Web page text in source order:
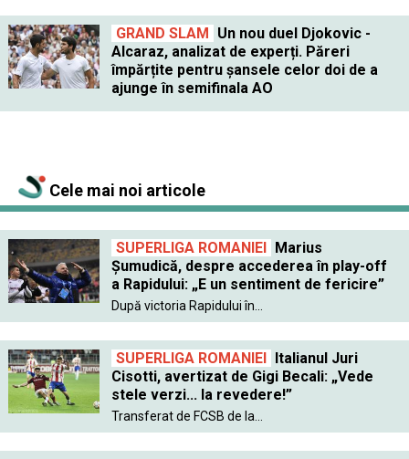
GRAND SLAM
Un nou duel Djokovic -
Alcaraz, analizat de experți. Păreri
împărțite pentru șansele celor doi de a
ajunge în semifinala AO
Cele mai noi articole
SUPERLIGA ROMANIEI
Marius
Șumudică, despre accederea în play-off
a Rapidului: „E un sentiment de fericire”
După victoria Rapidului în...
SUPERLIGA ROMANIEI
Italianul Juri
Cisotti, avertizat de Gigi Becali: „Vede
stele verzi... la revedere!”
Transferat de FCSB de la...